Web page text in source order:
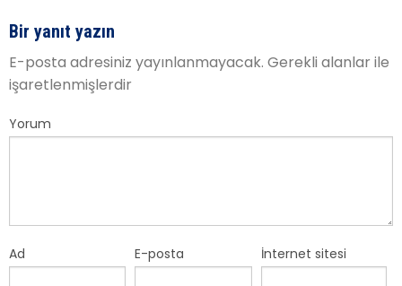
Bir yanıt yazın
E-posta adresiniz yayınlanmayacak. Gerekli alanlar ile
işaretlenmişlerdir
Yorum
Ad E-posta İnternet sitesi